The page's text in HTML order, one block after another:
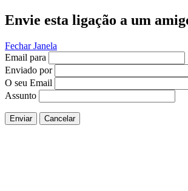
Envie esta ligação a um
Fechar Janela
Email para
Enviado por
O seu Email
Assunto
Enviar Cancelar